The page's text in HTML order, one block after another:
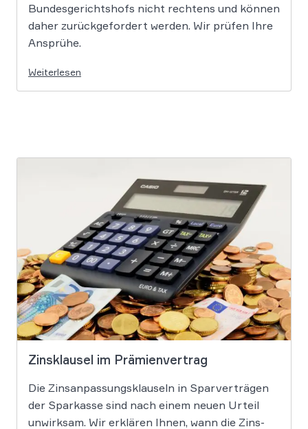
Bundesgerichtshofs nicht rechtens und können
daher zurückgefordert werden. Wir prüfen Ihre
Ansprühe.
Weiterlesen
Zinsklausel im Prämienvertrag
Die Zinsanpassungsklauseln in Sparverträgen
der Sparkasse sind nach einem neuen Urteil
unwirksam. Wir erklären Ihnen, wann die Zins-